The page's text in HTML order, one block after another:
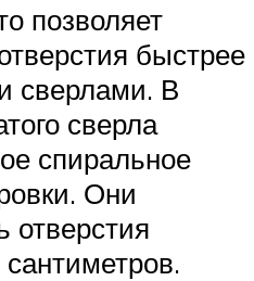
позволяет
быстрее
сверлами. В
сверла
спиральное
Они
отверстия